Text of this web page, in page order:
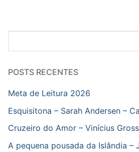
POSTS RECENTES
Meta de Leitura 2026
Esquisitona – Sarah Andersen –
Cruzeiro do Amor – Vinícius
A pequena pousada da Islândia –